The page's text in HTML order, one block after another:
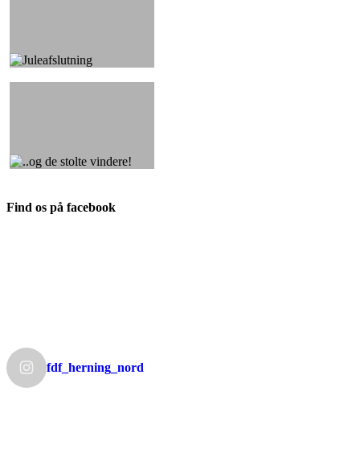
Find os på facebook
fdf_herning_nord